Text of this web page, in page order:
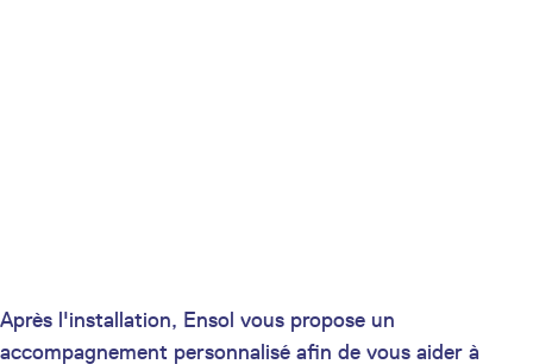
Après l'installation, Ensol vous propose un
accompagnement personnalisé afin de vous aider à